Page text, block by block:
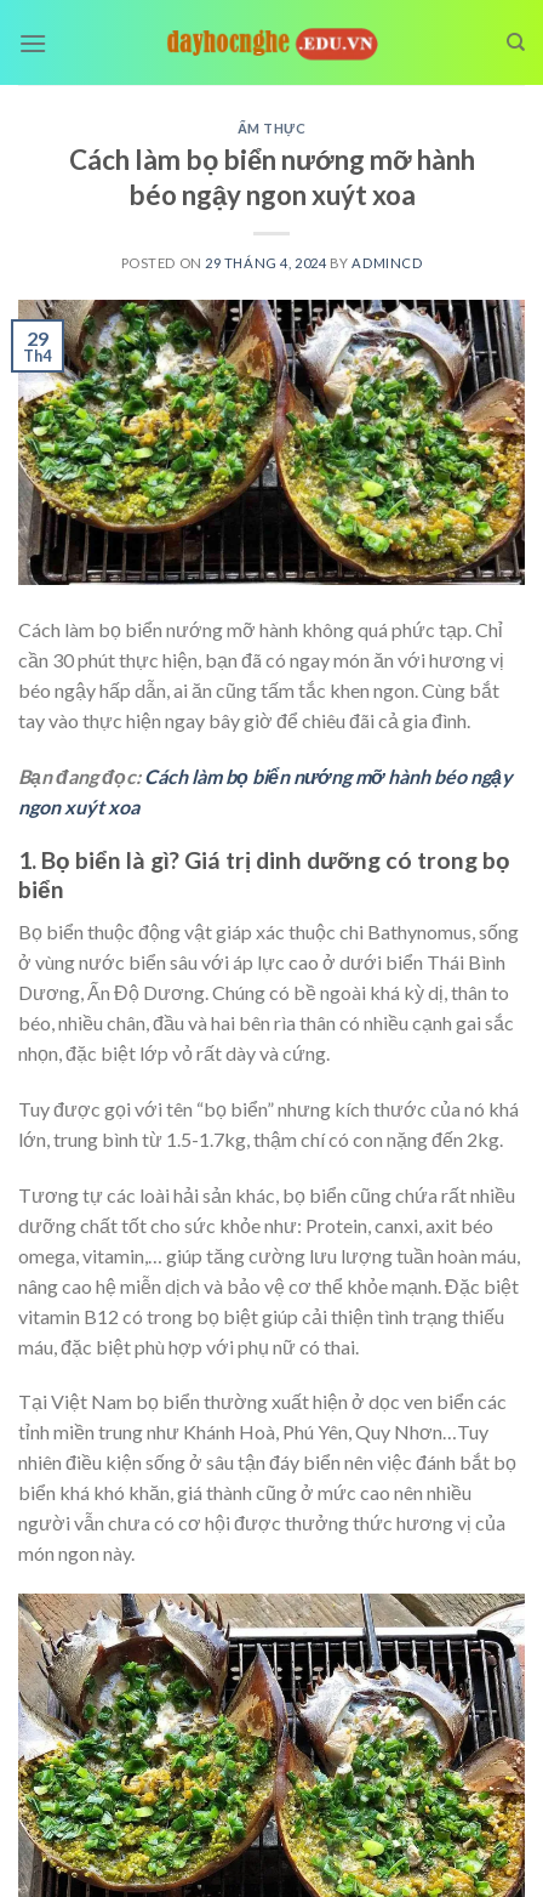
ẨM THỰC
Cách làm bọ biển nướng mỡ hành
béo ngậy ngon xuýt xoa
POSTED ON 29 THÁNG 4, 2024 BY ADMINCD
29
Th4
Cách làm bọ biển nướng mỡ hành không quá phức tạp. Chỉ
cần 30 phút thực hiện, bạn đã có ngay món ăn với hương vị
béo ngậy hấp dẫn, ai ăn cũng tấm tắc khen ngon. Cùng bắt
tay vào thực hiện ngay bây giờ để chiêu đãi cả gia đình.
Bạn đang đọc:Cách làm bọ biển nướng mỡ hành béo ngậy
ngon xuýt xoa
1. Bọ biển là gì? Giá trị dinh dưỡng có trong bọ
biển
Bọ biển thuộc động vật giáp xác thuộc chi Bathynomus, sống
ở vùng nước biển sâu với áp lực cao ở dưới biển Thái Bình
Dương, Ấn Độ Dương. Chúng có bề ngoài khá kỳ dị, thân to
béo, nhiều chân, đầu và hai bên rìa thân có nhiều cạnh gai sắc
nhọn, đặc biệt lớp vỏ rất dày và cứng.
Tuy được gọi với tên “bọ biển” nhưng kích thước của nó khá
lớn, trung bình từ 1.5-1.7kg, thậm chí có con nặng đến 2kg.
Tương tự các loài hải sản khác, bọ biển cũng chứa rất nhiều
dưỡng chất tốt cho sức khỏe như: Protein, canxi, axit béo
omega, vitamin,… giúp tăng cường lưu lượng tuần hoàn máu,
nâng cao hệ miễn dịch và bảo vệ cơ thể khỏe mạnh. Đặc biệt
vitamin B12 có trong bọ biệt giúp cải thiện tình trạng thiếu
máu, đặc biệt phù hợp với phụ nữ có thai.
Tại Việt Nam bọ biển thường xuất hiện ở dọc ven biển các
tỉnh miền trung như Khánh Hoà, Phú Yên, Quy Nhơn…Tuy
nhiên điều kiện sống ở sâu tận đáy biển nên việc đánh bắt bọ
biển khá khó khăn, giá thành cũng ở mức cao nên nhiều
người vẫn chưa có cơ hội được thưởng thức hương vị của
món ngon này.